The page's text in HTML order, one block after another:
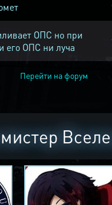
ОПС но при
его ОПС ни луча
Перейти на форум